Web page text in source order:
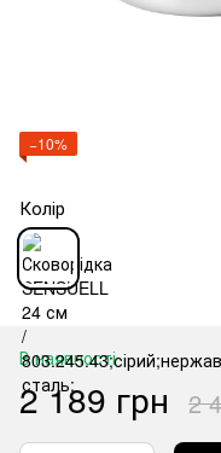
−10%
Колір
В наявності
2 189 грн 2